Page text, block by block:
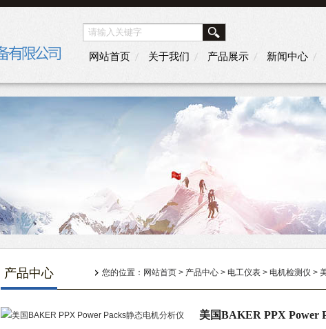
网站首页 关于我们 产品展示 新闻中心
产品中心 您的位置： 网站首页 > 产品中心 > 电工仪表 > 电机检测仪 >
美国BAKER PPX Power